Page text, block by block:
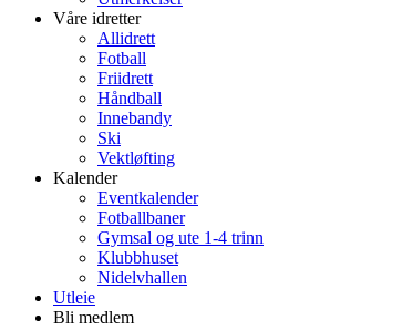
Våre idretter
Allidrett
Fotball
Friidrett
Håndball
Innebandy
Ski
Vektløfting
Kalender
Eventkalender
Fotballbaner
Gymsal og ute 1-4 trinn
Klubbhuset
Nidelvhallen
Utleie
Bli medlem